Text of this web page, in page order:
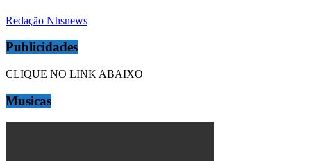
Redação Nhsnews
Publicidades
CLIQUE NO LINK ABAIXO
Musicas